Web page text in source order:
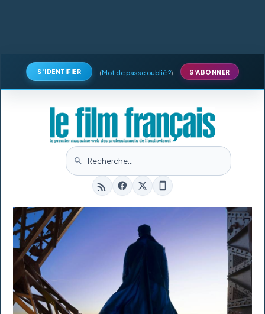
S'IDENTIFIER (Mot de passe oublié ?) S'ABONNER